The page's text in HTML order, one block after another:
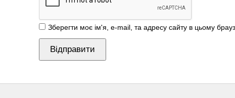
Зберегти моє ім'я, e-mail, та адресу сайту в цьому